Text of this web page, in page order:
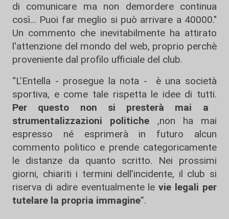
di comunicare ma non demordere continua
così... Puoi far meglio si può arrivare a 40000."
Un commento che inevitabilmente ha attirato
l'attenzione del mondo del web, proprio perchè
proveniente dal profilo ufficiale del club.
“L’Entella - prosegue la nota - è una società
sportiva, e come tale rispetta le idee di tutti.
Per questo non si presterà mai a
strumentalizzazioni politiche ,non ha mai
espresso né esprimerà in futuro alcun
commento politico e prende categoricamente
le distanze da quanto scritto. Nei prossimi
giorni, chiariti i termini dell’incidente, il club si
riserva di adire eventualmente levie legali per
tutelare la propria immagine”.